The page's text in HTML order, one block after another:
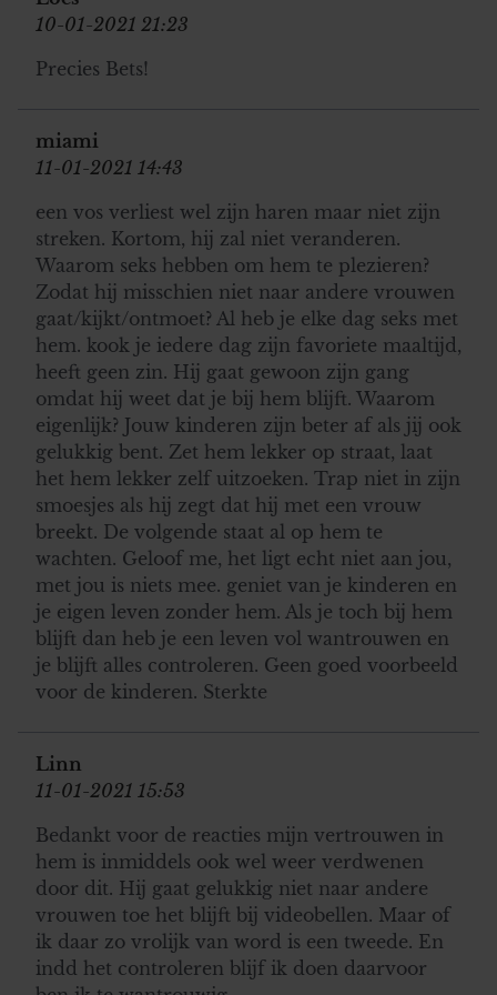
10-01-2021 21:23
Precies Bets!
miami
11-01-2021 14:43
een vos verliest wel zijn haren maar niet zijn
streken. Kortom, hij zal niet veranderen.
Waarom seks hebben om hem te plezieren?
Zodat hij misschien niet naar andere vrouwen
gaat/kijkt/ontmoet? Al heb je elke dag seks met
hem. kook je iedere dag zijn favoriete maaltijd,
heeft geen zin. Hij gaat gewoon zijn gang
omdat hij weet dat je bij hem blijft. Waarom
eigenlijk? Jouw kinderen zijn beter af als jij ook
gelukkig bent. Zet hem lekker op straat, laat
het hem lekker zelf uitzoeken. Trap niet in zijn
smoesjes als hij zegt dat hij met een vrouw
breekt. De volgende staat al op hem te
wachten. Geloof me, het ligt echt niet aan jou,
met jou is niets mee. geniet van je kinderen en
je eigen leven zonder hem. Als je toch bij hem
blijft dan heb je een leven vol wantrouwen en
je blijft alles controleren. Geen goed voorbeeld
voor de kinderen. Sterkte
Linn
11-01-2021 15:53
Bedankt voor de reacties mijn vertrouwen in
hem is inmiddels ook wel weer verdwenen
door dit. Hij gaat gelukkig niet naar andere
vrouwen toe het blijft bij videobellen. Maar of
ik daar zo vrolijk van word is een tweede. En
indd het controleren blijf ik doen daarvoor